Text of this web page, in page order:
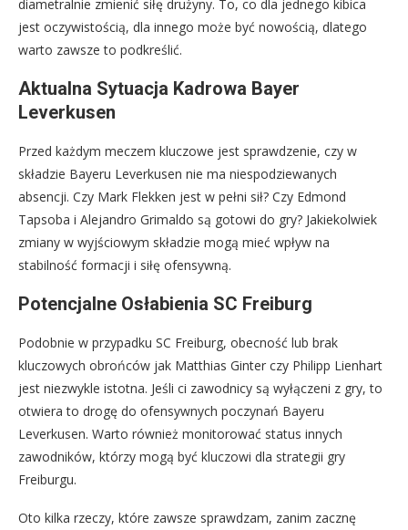
diametralnie zmienić siłę drużyny. To, co dla jednego kibica
jest oczywistością, dla innego może być nowością, dlatego
warto zawsze to podkreślić.
Aktualna Sytuacja Kadrowa Bayer
Leverkusen
Przed każdym meczem kluczowe jest sprawdzenie, czy w
składzie Bayeru Leverkusen nie ma niespodziewanych
absencji. Czy Mark Flekken jest w pełni sił? Czy Edmond
Tapsoba i Alejandro Grimaldo są gotowi do gry? Jakiekolwiek
zmiany w wyjściowym składzie mogą mieć wpływ na
stabilność formacji i siłę ofensywną.
Potencjalne Osłabienia SC Freiburg
Podobnie w przypadku SC Freiburg, obecność lub brak
kluczowych obrońców jak Matthias Ginter czy Philipp Lienhart
jest niezwykle istotna. Jeśli ci zawodnicy są wyłączeni z gry, to
otwiera to drogę do ofensywnych poczynań Bayeru
Leverkusen. Warto również monitorować status innych
zawodników, którzy mogą być kluczowi dla strategii gry
Freiburgu.
Oto kilka rzeczy, które zawsze sprawdzam, zanim zacznę